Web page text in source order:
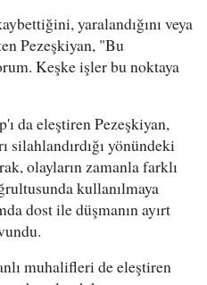
yaralandığını veya
Pezeşkiyan, "Bu
Keşke işler bu noktaya
da eleştiren Pezeşkiyan,
silahlandırdığı yönündeki
olayların zamanla farklı
kullanılmaya
dost ile düşmanın ayırt
muhalifleri de eleştiren